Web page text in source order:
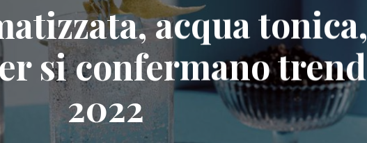
acqua tonica,
si confermano trend
2022